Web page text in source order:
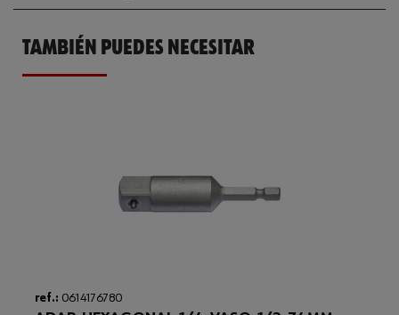
Longitud 38 mm
Se puede utilizar para el tornillo M8
Catálogo General 071513708
TAMBIÉN PUEDES NECESITAR
ref.: 0614176780